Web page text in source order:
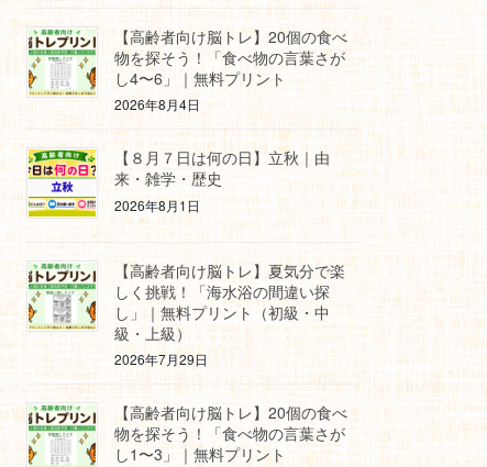
【高齢者向け脳トレ】20個の食べ
物を探そう！「食べ物の言葉さが
し4〜6」｜無料プリント
2026年8月4日
【８月７日は何の日】立秋｜由
来・雑学・歴史
2026年8月1日
【高齢者向け脳トレ】夏気分で楽
しく挑戦！「海水浴の間違い探
し」｜無料プリント（初級・中
級・上級）
2026年7月29日
【高齢者向け脳トレ】20個の食べ
物を探そう！「食べ物の言葉さが
し1〜3」｜無料プリント